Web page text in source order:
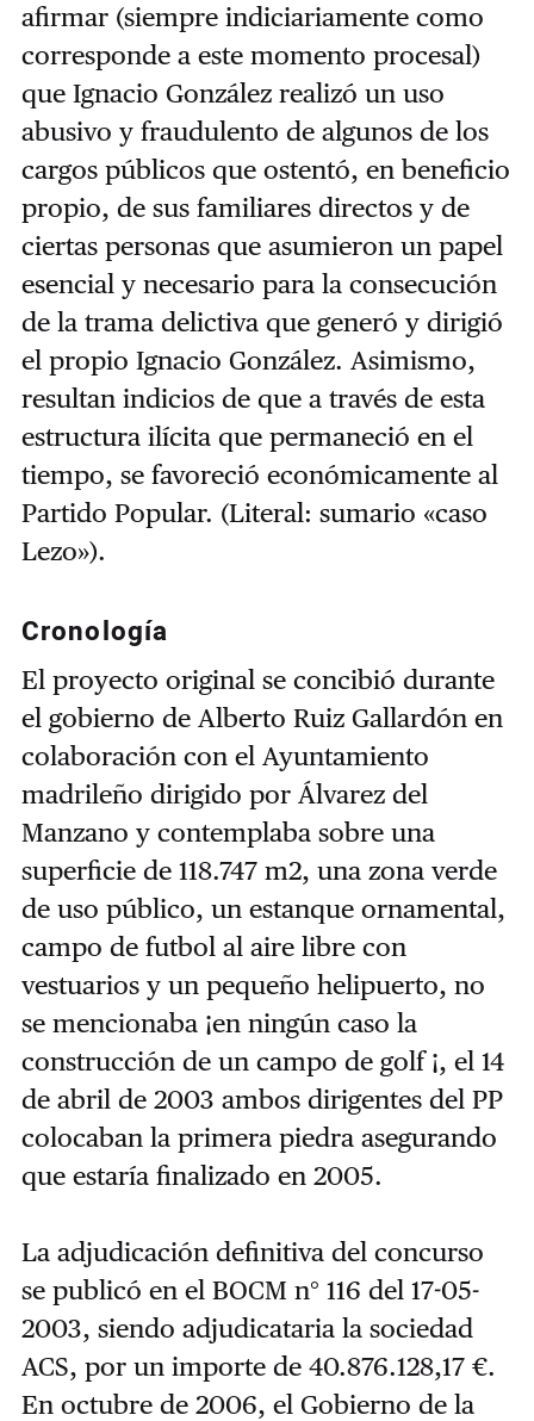
afirmar (siempre indiciariamente como
corresponde a este momento procesal)
que Ignacio González realizó un uso
abusivo y fraudulento de algunos de los
cargos públicos que ostentó, en beneficio
propio, de sus familiares directos y de
ciertas personas que asumieron un papel
esencial y necesario para la consecución
de la trama delictiva que generó y dirigió
el propio Ignacio González. Asimismo,
resultan indicios de que a través de esta
estructura ilícita que permaneció en el
tiempo, se favoreció económicamente al
Partido Popular. (Literal: sumario «caso
Lezo»).
Cronología
El proyecto original se concibió durante
el gobierno de Alberto Ruiz Gallardón en
colaboración con el Ayuntamiento
madrileño dirigido por Álvarez del
Manzano y contemplaba sobre una
superficie de 118.747 m2, una zona verde
de uso público, un estanque ornamental,
campo de futbol al aire libre con
vestuarios y un pequeño helipuerto, no
se mencionaba ¡en ningún caso la
construcción de un campo de golf ¡, el 14
de abril de 2003 ambos dirigentes del PP
colocaban la primera piedra asegurando
que estaría finalizado en 2005.
La adjudicación definitiva del concurso
se publicó en el BOCM n° 116 del 17-05-
2003, siendo adjudicataria la sociedad
ACS, por un importe de 40.876.128,17 €.
En octubre de 2006, el Gobierno de la